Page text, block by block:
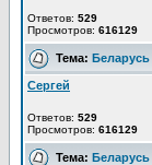
Ответов: 529
Просмотров: 616129
Тема: Беларусь
Сергей
Ответов: 529
Просмотров: 616129
Тема: Беларусь